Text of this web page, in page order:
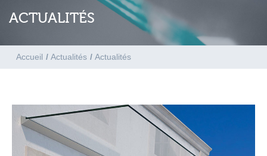
ACTUALITÉS
Accueil / Actualités / Actualités